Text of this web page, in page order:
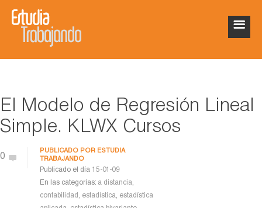
El Modelo de Regresión Lineal
Simple. KLWX Cursos
0
PUBLICADO POR ESTUDIA
TRABAJANDO
Publicado el día 15-01-09
En las categorías: a distancia,
contabilidad , estadística, estadística